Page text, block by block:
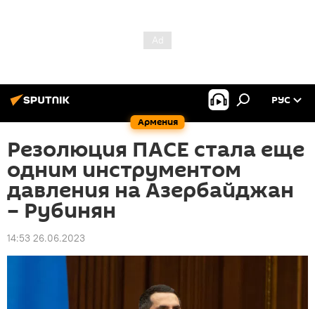
Армения
РУС
Резолюция ПАСЕ стала еще
одним инструментом
давления на Азербайджан
– Рубинян
14:53 26.06.2023